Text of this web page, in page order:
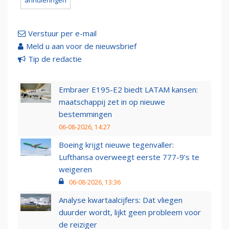
Verstuur per e-mail
Meld u aan voor de nieuwsbrief
Tip de redactie
Embraer E195-E2 biedt LATAM kansen:
maatschappij zet in op nieuwe
bestemmingen
06-08-2026, 14:27
Boeing krijgt nieuwe tegenvaller:
Lufthansa overweegt eerste 777-9’s te
weigeren
06-08-2026, 13:36
Analyse kwartaalcijfers: Dat vliegen
duurder wordt, lijkt geen probleem voor
de reiziger